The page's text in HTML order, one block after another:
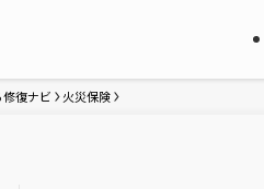
復ナビ 火災保険